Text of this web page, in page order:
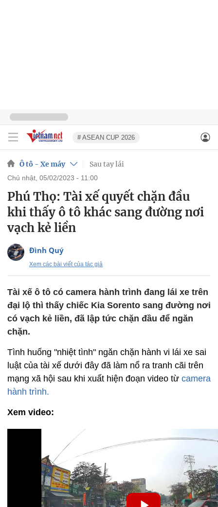
# ASEAN CUP 2026
Ô tô - Xe máy Sau tay lái
chủ nhật, 05/02/2023 - 11:00
Phú Thọ: Tài xế quyết chặn đầu
khi thấy ô tô khác sang đường nơi
vạch kẻ liền
Đình Quý
Xem các bài viết của tác giả
Tài xế ô tô có camera hành trình đang lái xe trên
đại lộ thì thấy chiếc Kia Sorento sang đường nơi
có vạch kẻ liền, đã lập tức chặn đầu để ngăn
chặn.
Tình huống "nhiệt tình" ngăn chặn hành vi lái xe sai
luật của tài xế dưới đây đã làm nổ ra tranh cãi trên
mạng xã hội sau khi xuất hiện đoạn video từ camera
hành trình.
Xem video: